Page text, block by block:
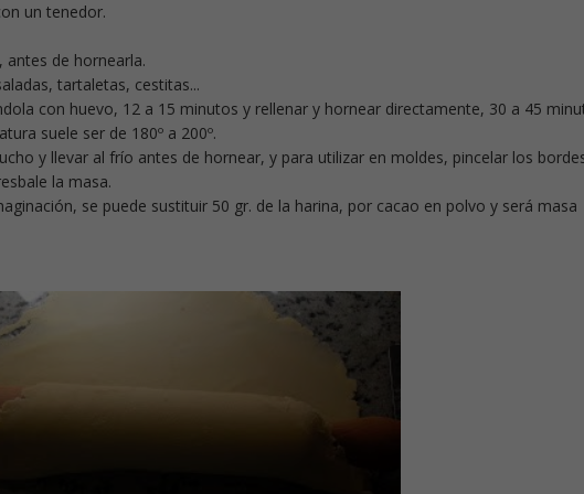
un tenedor.
antes de hornearla.
tartaletas, cestitas...
con huevo, 12 a 15 minutos y rellenar y hornear directamente, 30 a 45
suele ser de 180º a 200º.
y llevar al frío antes de hornear, y para utilizar en moldes, pincelar los
la masa.
se puede sustituir 50 gr. de la harina, por cacao en polvo y será masa